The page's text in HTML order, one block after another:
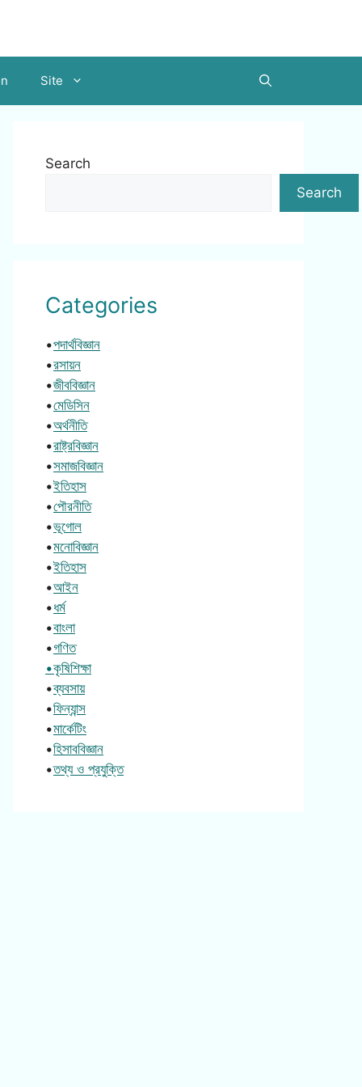
Site
Search
Search
Categories
•পদার্থবিজ্ঞান
•রসায়ন
•জীববিজ্ঞান
•মেডিসিন
•অর্থনীতি
•রাষ্ট্রবিজ্ঞান
•সমাজবিজ্ঞান
•ইতিহাস
•পৌরনীতি
•ভূগোল
•মনোবিজ্ঞান
•ইতিহাস
•আইন
•ধর্ম
•বাংলা
•গণিত
•কৃষিশিক্ষা
•ব্যবসায়
•ফিন্যান্স
•মার্কেটিং
•হিসাববিজ্ঞান
•তথ্য ও প্রযুক্তি